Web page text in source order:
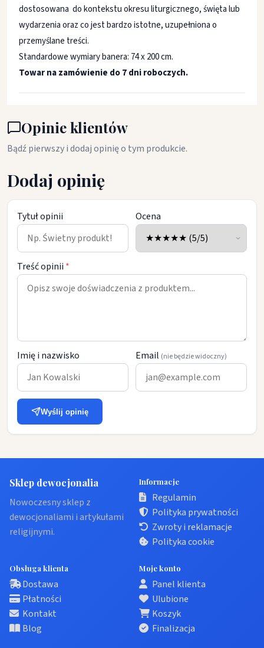
dostosowana do kontekstu okresu liturgicznego, święta lub
wydarzenia oraz co jest bardzo istotne, uzupełniona o
przemyślane treści.
Standardowe wymiary banera: 74 x 200 cm.
Towar na zamówienie do 7 dni roboczych.
Opinie klientów
Bądź pierwszy i dodaj opinię o tym produkcie.
Dodaj opinię
Tytuł opinii Ocena
Treść opinii *
Imię i nazwisko Email (nie będzie widoczny)
Wyślij opinię
Sklep dewocjonalia
Nowoczesny sklep z
dewocjonaliami i artykułami
religijnymi.
Informacje
Regulamin
Polityka prywatności
Zwroty i reklamacje
Polityka cookie
Obsługa klienta
Dostawa
Płatności
Kontakt
Blog
Moje konto
Panel klienta
Ulubione
Koszyk
Finalizacja